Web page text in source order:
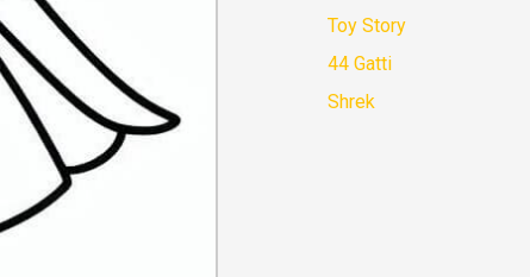
Toy Story
44 Gatti
Shrek